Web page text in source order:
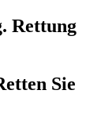
Rettung
Sie